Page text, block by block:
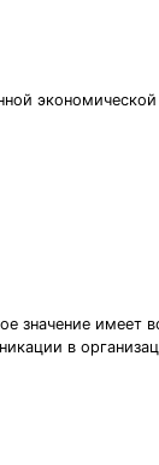
значение имеет
в